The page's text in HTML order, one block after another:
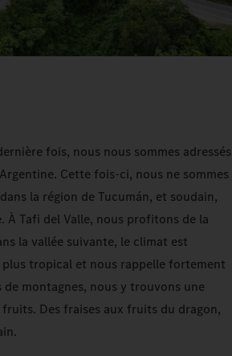
fois, nous nous sommes adressés
Cette fois-ci, nous ne sommes
la région de Tucumán, et soudain,
Tafi del Valle, nous profitons de la
la vallée suivante, le climat est
tropical et nous rappelle fortement
de montagnes, nous y trouvons une
Des fraises aux fruits du dragon,